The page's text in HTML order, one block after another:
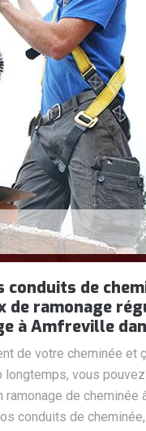
de
de ramonage
à Amfreville
de votre cheminée et
longtemps, vous
de cheminée
conduits de